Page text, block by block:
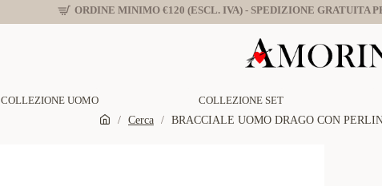
ORDINE MINIMO €120 (ESCL. IVA) - SPEDIZIONE GRATUITA
COLLEZIONE UOMO COLLEZIONE SET
Cerca
BRACCIALE UOMO DRAGO CON